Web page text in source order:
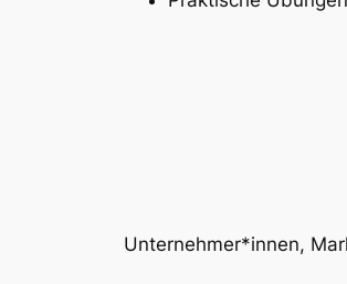
Unternehmer*innen,